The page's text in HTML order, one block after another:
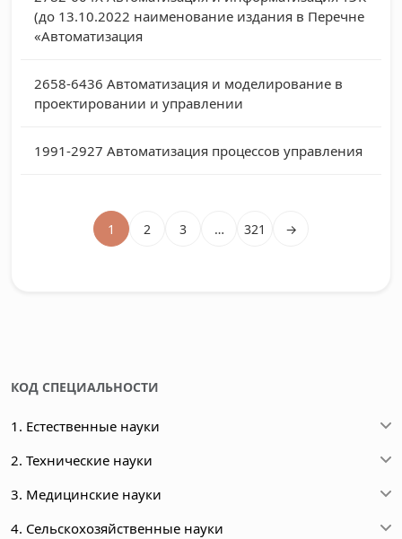
(до 13.10.2022 наименование издания в Перечне
«Автоматизация
2658-6436 Автоматизация и моделирование в
проектировании и управлении
1991-2927 Автоматизация процессов управления
1 2 3 … 321 →
КОД СПЕЦИАЛЬНОСТИ
1. Естественные науки
2. Технические науки
3. Медицинские науки
4. Сельскохозяйственные науки